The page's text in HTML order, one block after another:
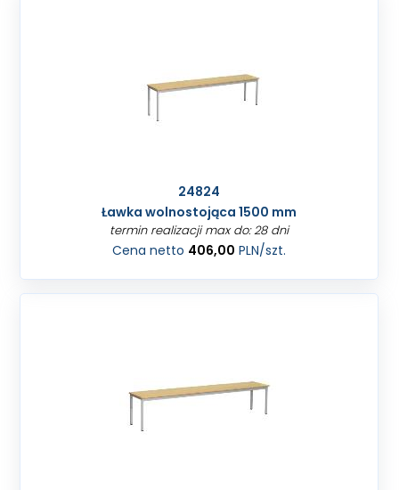
24824
Ławka wolnostojąca 1500 mm
termin realizacji max do: 28 dni
Cena netto 406,00 PLN/szt.